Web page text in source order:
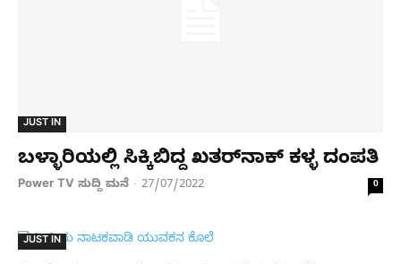
JUST IN
ಬಳ್ಳಾರಿಯಲ್ಲಿ ಸಿಕ್ಕಿಬಿದ್ದ ಖತರ್​​ನಾಕ್​​​ ಕಳ್ಳ ದಂಪತಿ
Power TV ಸುದ್ದಿ ಮನೆ - 27/07/2022 0
JUST IN